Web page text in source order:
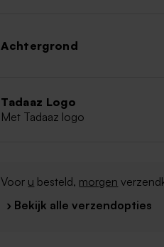
Achtergrond
Tadaaz Logo
Met Tadaaz logo
Voor u besteld, morgen
› Bekijk alle verzendopties